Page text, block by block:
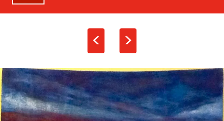
< >